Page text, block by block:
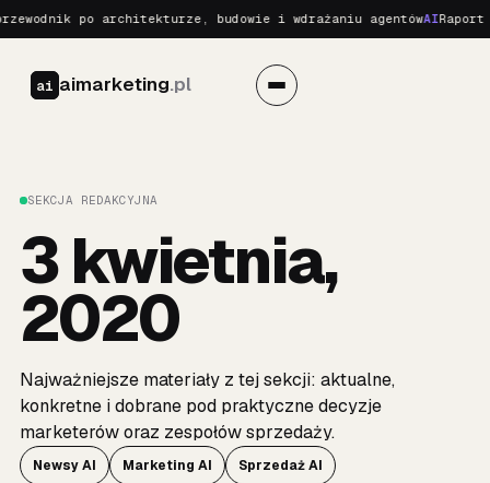
po architekturze, budowie i wdrażaniu agentówAIRaport o
ai aimarketing.pl
SEKCJA REDAKCYJNA
3 kwietnia,
2020
Najważniejsze materiały z tej sekcji: aktualne,
konkretne i dobrane pod praktyczne decyzje
marketerów oraz zespołów sprzedaży.
Newsy AI Marketing AI Sprzedaż AI